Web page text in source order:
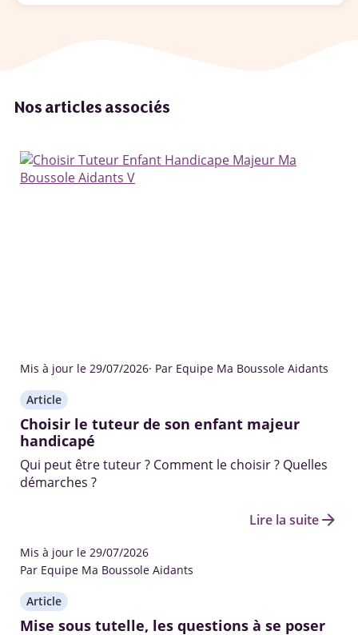
Nos articles associés
Mis à jour le 29/07/2026· Par Equipe Ma Boussole Aidants
Article
Choisir le tuteur de son enfant majeur
handicapé
Qui peut être tuteur ? Comment le choisir ? Quelles
démarches ?
Lire la suitearrow_forward
Mis à jour le 29/07/2026
Par Equipe Ma Boussole Aidants
Article
Mise sous tutelle, les questions à se poser